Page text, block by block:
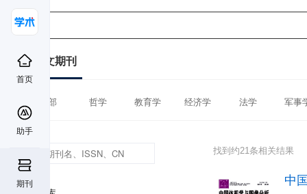
首页
助手
期刊
中文期刊
全部 哲学 教育学 经济学 法学 军事
找到约21条相关结果
中